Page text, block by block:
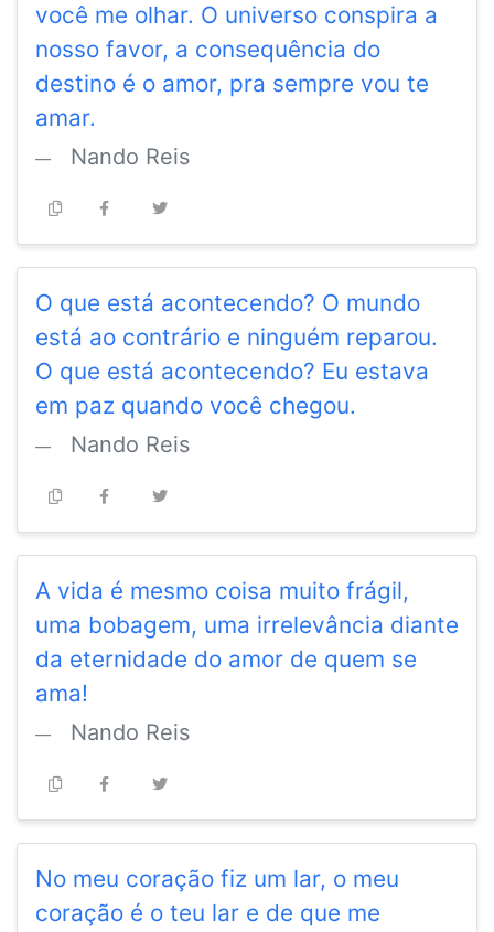
você me olhar. O universo conspira a
nosso favor, a consequência do
destino é o amor, pra sempre vou te
amar.
Nando Reis
O que está acontecendo? O mundo
está ao contrário e ninguém reparou.
O que está acontecendo? Eu estava
em paz quando você chegou.
Nando Reis
A vida é mesmo coisa muito frágil,
uma bobagem, uma irrelevância diante
da eternidade do amor de quem se
ama!
Nando Reis
No meu coração fiz um lar, o meu
coração é o teu lar e de que me